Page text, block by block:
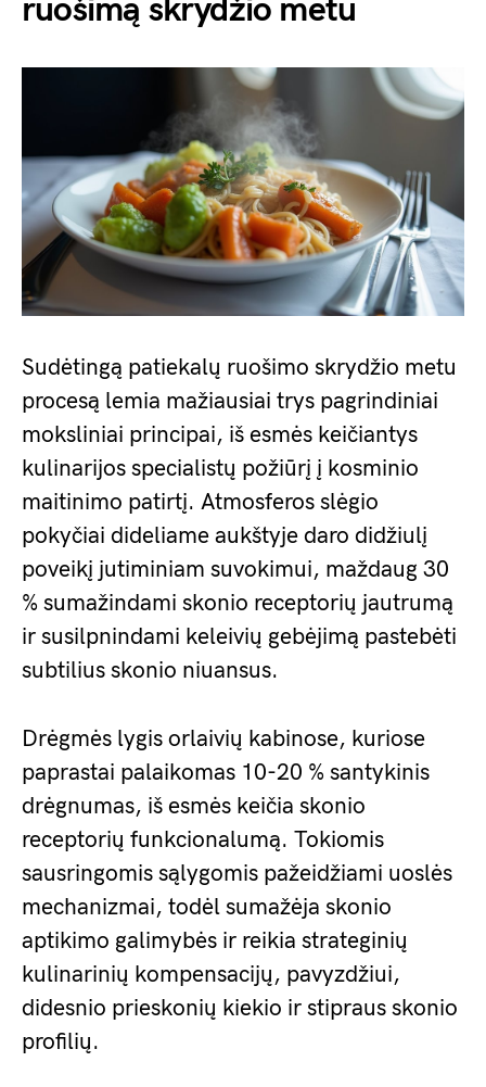
ruošimą skrydžio metu
Sudėtingą patiekalų ruošimo skrydžio metu
procesą lemia mažiausiai trys pagrindiniai
moksliniai principai, iš esmės keičiantys
kulinarijos specialistų požiūrį į kosminio
maitinimo patirtį. Atmosferos slėgio
pokyčiai dideliame aukštyje daro didžiulį
poveikį jutiminiam suvokimui, maždaug 30
% sumažindami skonio receptorių jautrumą
ir susilpnindami keleivių gebėjimą pastebėti
subtilius skonio niuansus.
Drėgmės lygis orlaivių kabinose, kuriose
paprastai palaikomas 10-20 % santykinis
drėgnumas, iš esmės keičia skonio
receptorių funkcionalumą. Tokiomis
sausringomis sąlygomis pažeidžiami uoslės
mechanizmai, todėl sumažėja skonio
aptikimo galimybės ir reikia strateginių
kulinarinių kompensacijų, pavyzdžiui,
didesnio prieskonių kiekio ir stipraus skonio
profilių.